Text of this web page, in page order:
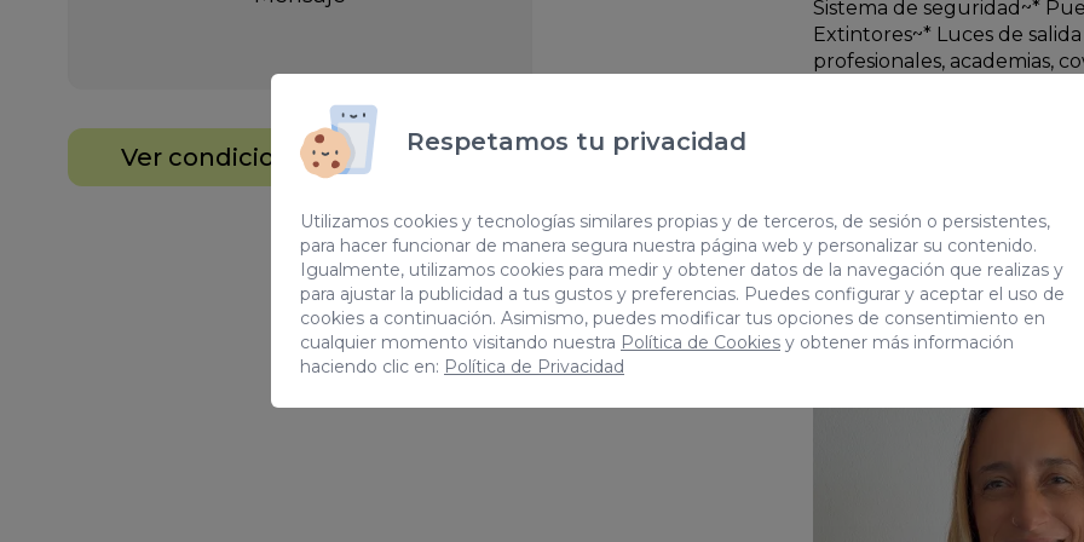
Ver condiciones y continuar*
Sistema de seguridad~*
Extintores~* Luces de
profesionales, academias,
actividad empresarial que
ubicada.~~Una oficina
preparada para impulsar
mejor financiación para
adaptado a tus
impuestos propios de la
otro que según ley pueda
son meramente
involuntarias.~
Respetamos tu privacidad
Utilizamos cookies y tecnologías similares propias y de terceros, de sesión o persistentes,
para hacer funcionar de manera segura nuestra página web y personalizar su contenido.
Igualmente, utilizamos cookies para medir y obtener datos de la navegación que realizas y
para ajustar la publicidad a tus gustos y preferencias. Puedes configurar y aceptar el uso de
cookies a continuación. Asimismo, puedes modificar tus opciones de consentimiento en
cualquier momento visitando nuestra Política de Cookies y obtener más información
haciendo clic en: Política de Privacidad